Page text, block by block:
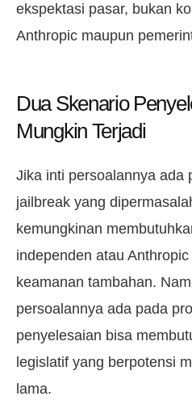
ekspektasi pasar, bukan
Anthropic maupun
Dua Skenario
Mungkin Terjadi
Jika inti persoalannya ada
jailbreak yang
kemungkinan
independen atau
keamanan tambahan.
persoalannya ada pada
penyelesaian bisa
legislatif yang berpotensi
lama.